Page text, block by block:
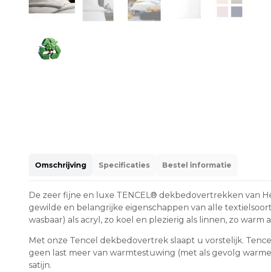
Omschrijving Specificaties Bestel informatie
De zeer fijne en luxe TENCEL® dekbedovertrekken van
gewilde en belangrijke eigenschappen van alle
wasbaar) als acryl, zo koel en plezierig als linnen, zo warm
Met onze Tencel dekbedovertrek slaapt u vorstelijk.
geen last meer van warmtestuwing (met als gevolg
satijn.